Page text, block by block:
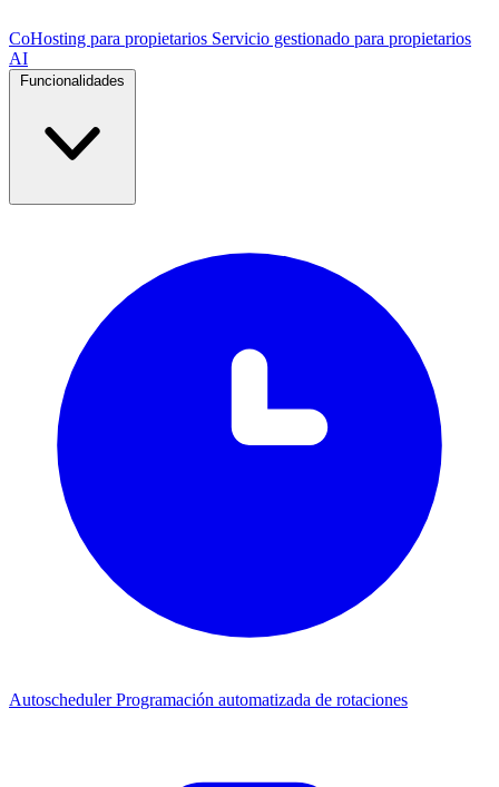
CoHosting para propietarios Servicio gestionado para propietarios
AI
AutoschedulerProgramación automatizada de rotaciones